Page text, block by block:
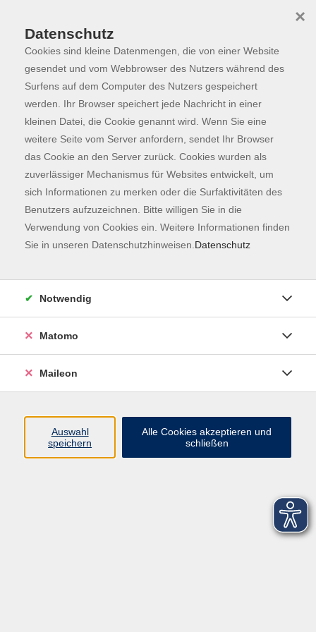
Skip to main content
Programm
Der Kurs konnte nicht gefunden werden.
Kontaktformular
Impressum
AGB
Datenschutzerklärung
Datenschutz
Cookies sind kleine Datenmengen, die von einer Website
gesendet und vom Webbrowser des Nutzers während des
Surfens auf dem Computer des Nutzers gespeichert
werden. Ihr Browser speichert jede Nachricht in einer
kleinen Datei, die Cookie genannt wird. Wenn Sie eine
weitere Seite vom Server anfordern, sendet Ihr Browser
das Cookie an den Server zurück. Cookies wurden als
zuverlässiger Mechanismus für Websites entwickelt, um
sich Informationen zu merken oder die Surfaktivitäten des
Benutzers aufzuzeichnen. Bitte willigen Sie in die
Verwendung von Cookies ein. Weitere Informationen finden
Sie in unseren Datenschutzhinweisen. Datenschutz
×
Notwendig
Matomo
Maileon
Auswahl
speichern
Alle Cookies akzeptieren und
schließen